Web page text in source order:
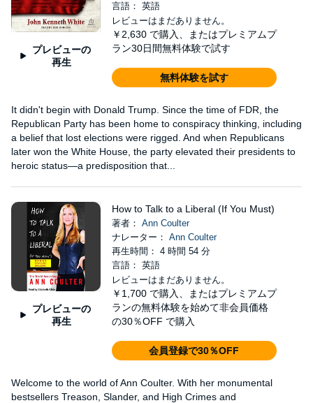
プレビューの
再生
言語： 英語
レビューはまだありません。
￥2,630 で購入、またはプレミアムプ
ラン30日間無料体験で試す
無料体験を試す
It didn't begin with Donald Trump. Since the time of FDR, the
Republican Party has been home to conspiracy thinking, including
a belief that lost elections were rigged. And when Republicans
later won the White House, the party elevated their presidents to
heroic status—a predisposition that...
プレビューの
再生
How to Talk to a Liberal (If You Must)
著者： Ann Coulter
ナレーター： Ann Coulter
再生時間： 4 時間 54 分
言語： 英語
レビューはまだありません。
￥1,700 で購入、またはプレミアムプ
ランの無料体験を始めて非会員価格
の30％OFF で購入
会員登録で30％OFF
Welcome to the world of Ann Coulter. With her monumental
bestsellers Treason, Slander, and High Crimes and